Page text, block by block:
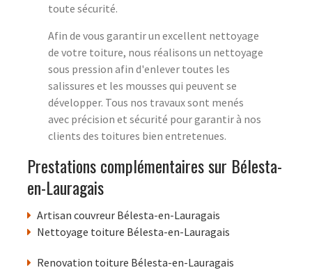
toute sécurité.
Afin de vous garantir un excellent nettoyage
de votre toiture, nous réalisons un nettoyage
sous pression afin d'enlever toutes les
salissures et les mousses qui peuvent se
développer. Tous nos travaux sont menés
avec précision et sécurité pour garantir à nos
clients des toitures bien entretenues.
Prestations complémentaires sur Bélesta-
en-Lauragais
Artisan couvreur Bélesta-en-Lauragais
Nettoyage toiture Bélesta-en-Lauragais
Renovation toiture Bélesta-en-Lauragais